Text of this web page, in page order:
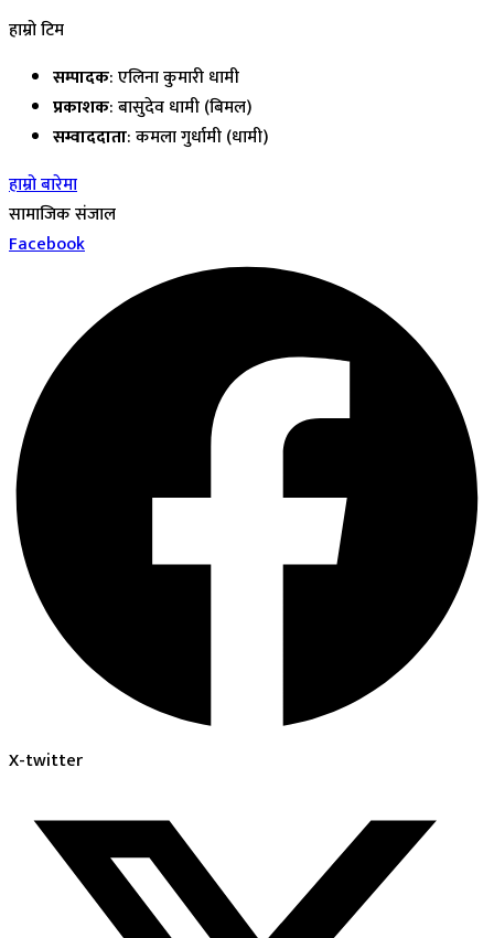
हाम्रो टिम
सम्पादक: एलिना कुमारी धामी
प्रकाशक: बासुदेव धामी (बिमल)
सम्वाददाता: कमला गुर्धामी (धामी)
हाम्रो बारेमा
सामाजिक संजाल
Facebook
X-twitter